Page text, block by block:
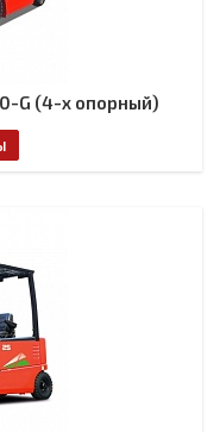
G (4-х опорный)